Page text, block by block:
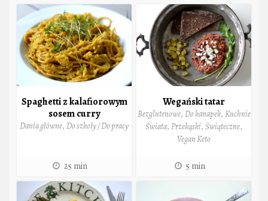
Spaghetti z kalafiorowym
sosem curry
Dania główne, Do szkoły / Do pracy
25 min
Wegański tatar
Bezglutenowe, Do kanapek, Kuchnie
Świata, Przekąski, Świąteczne,
Vegan Keto
5 min